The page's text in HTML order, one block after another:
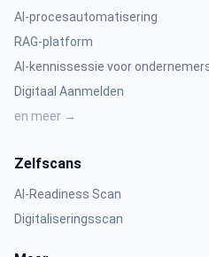
AI-procesautomatisering
RAG-platform
AI-kennissessie voor
Digitaal Aanmelden
en meer →
Zelfscans
AI-Readiness Scan
Digitaliseringsscan